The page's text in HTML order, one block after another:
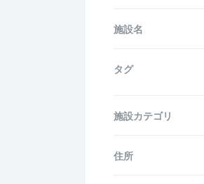
施設名
タグ
施設カテゴリ
住所